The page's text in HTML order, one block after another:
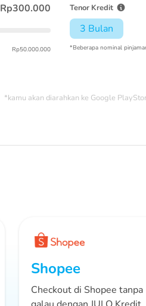
Rp300.000
Rp50.000.000
Tenor Kredit
3 Bulan
*Beberapa nominal
*kamu akan diarahkan ke Google
Shopee
Checkout di Shopee tanpa